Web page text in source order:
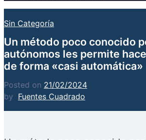
Sin Categoría
Un método poco conocido
autónomos les permite
de forma «casi automática»
Posted on 21/02/2024
by Fuentes Cuadrado